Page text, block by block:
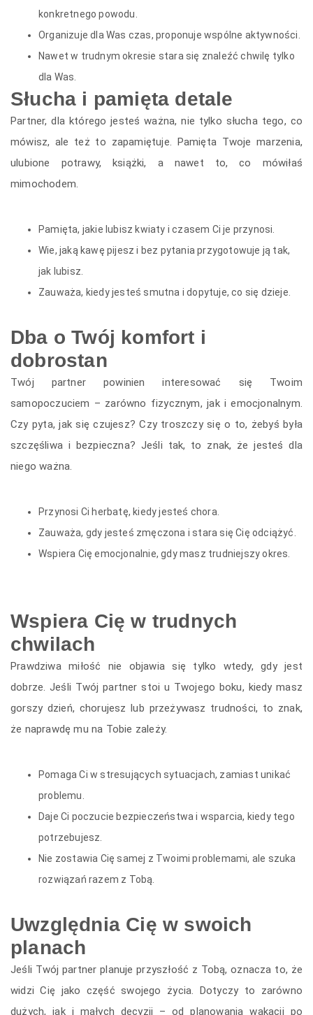
konkretnego powodu.
Organizuje dla Was czas, proponuje wspólne aktywności.
Nawet w trudnym okresie stara się znaleźć chwilę tylko
dla Was.
Słucha i pamięta detale
Partner, dla którego jesteś ważna, nie tylko słucha tego, co
mówisz, ale też to zapamiętuje. Pamięta Twoje marzenia,
ulubione potrawy, książki, a nawet to, co mówiłaś
mimochodem.
Pamięta, jakie lubisz kwiaty i czasem Ci je przynosi.
Wie, jaką kawę pijesz i bez pytania przygotowuje ją tak,
jak lubisz.
Zauważa, kiedy jesteś smutna i dopytuje, co się dzieje.
Dba o Twój komfort i
dobrostan
Twój partner powinien interesować się Twoim
samopoczuciem – zarówno fizycznym, jak i emocjonalnym.
Czy pyta, jak się czujesz? Czy troszczy się o to, żebyś była
szczęśliwa i bezpieczna? Jeśli tak, to znak, że jesteś dla
niego ważna.
Przynosi Ci herbatę, kiedy jesteś chora.
Zauważa, gdy jesteś zmęczona i stara się Cię odciążyć.
Wspiera Cię emocjonalnie, gdy masz trudniejszy okres.
Wspiera Cię w trudnych
chwilach
Prawdziwa miłość nie objawia się tylko wtedy, gdy jest
dobrze. Jeśli Twój partner stoi u Twojego boku, kiedy masz
gorszy dzień, chorujesz lub przeżywasz trudności, to znak,
że naprawdę mu na Tobie zależy.
Pomaga Ci w stresujących sytuacjach, zamiast unikać
problemu.
Daje Ci poczucie bezpieczeństwa i wsparcia, kiedy tego
potrzebujesz.
Nie zostawia Cię samej z Twoimi problemami, ale szuka
rozwiązań razem z Tobą.
Uwzględnia Cię w swoich
planach
Jeśli Twój partner planuje przyszłość z Tobą, oznacza to, że
widzi Cię jako część swojego życia. Dotyczy to zarówno
dużych, jak i małych decyzji – od planowania wakacji po